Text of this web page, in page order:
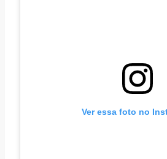
Ver essa foto no